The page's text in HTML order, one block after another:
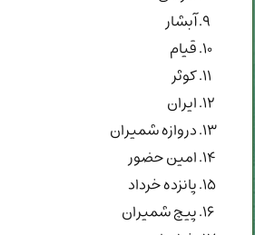
آبشار
قیام
کوثر
ایران
دروازه شمیران
امین حضور
پانزده خرداد
پیچ شمیران